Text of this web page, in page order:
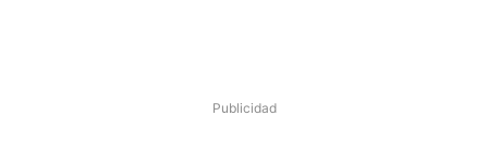
Publicidad